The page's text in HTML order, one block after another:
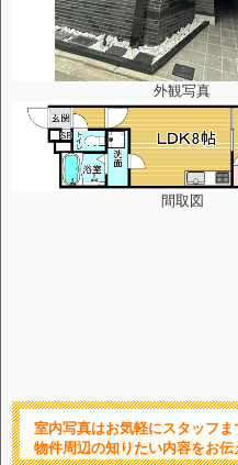
外観写真
間取図
室内写真はお気軽にスタッフ
物件周辺の知りたい内容をお